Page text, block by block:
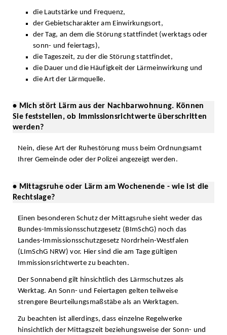
die Lautstärke und Frequenz,
der Gebietscharakter am Einwirkungsort,
der Tag, an dem die Störung stattfindet (werktags oder
sonn- und feiertags),
die Tageszeit, zu der die Störung stattfindet,
die Dauer und die Häufigkeit der Lärmeinwirkung und
die Art der Lärmquelle.
• Mich stört Lärm aus der Nachbarwohnung. Können
Sie feststellen, ob Immissionsrichtwerte überschritten
werden?
Nein, diese Art der Ruhestörung muss beim Ordnungsamt
Ihrer Gemeinde oder der Polizei angezeigt werden.
• Mittagsruhe oder Lärm am Wochenende - wie ist die
Rechtslage?
Einen besonderen Schutz der Mittagsruhe sieht weder das
Bundes-Immissionsschutzgesetz (BImSchG) noch das
Landes-Immissionsschutzgesetz Nordrhein-Westfalen
(LImSchG NRW) vor. Hier sind die am Tage gültigen
Immissionsrichtwerte zu beachten.
Der Sonnabend gilt hinsichtlich des Lärmschutzes als
Werktag. An Sonn- und Feiertagen gelten teilweise
strengere Beurteilungsmaßstäbe als an Werktagen.
Zu beachten ist allerdings, dass einzelne Regelwerke
hinsichtlich der Mittagszeit beziehungsweise der Sonn- und